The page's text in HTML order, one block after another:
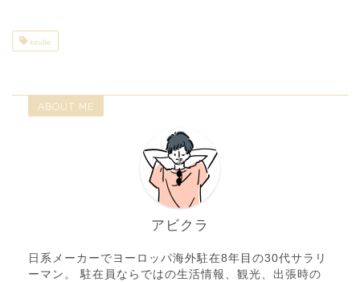
kindle
ABOUT ME
アビクラ
日系メーカーでヨーロッパ海外駐在8年目の30代サラリ
ーマン。 駐在員ならではの生活情報、観光、出張時の